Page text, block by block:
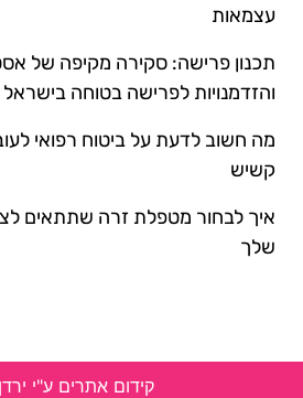
עצמאות
תכנון פרישה: סקירה מקיפה של
והזדמנויות לפרישה בטוחה בישראל
מה חשוב לדעת על ביטוח רפואי
קשיש
איך לבחור מטפלת זרה שתתאים
שלך
קידום אתרים ע"י